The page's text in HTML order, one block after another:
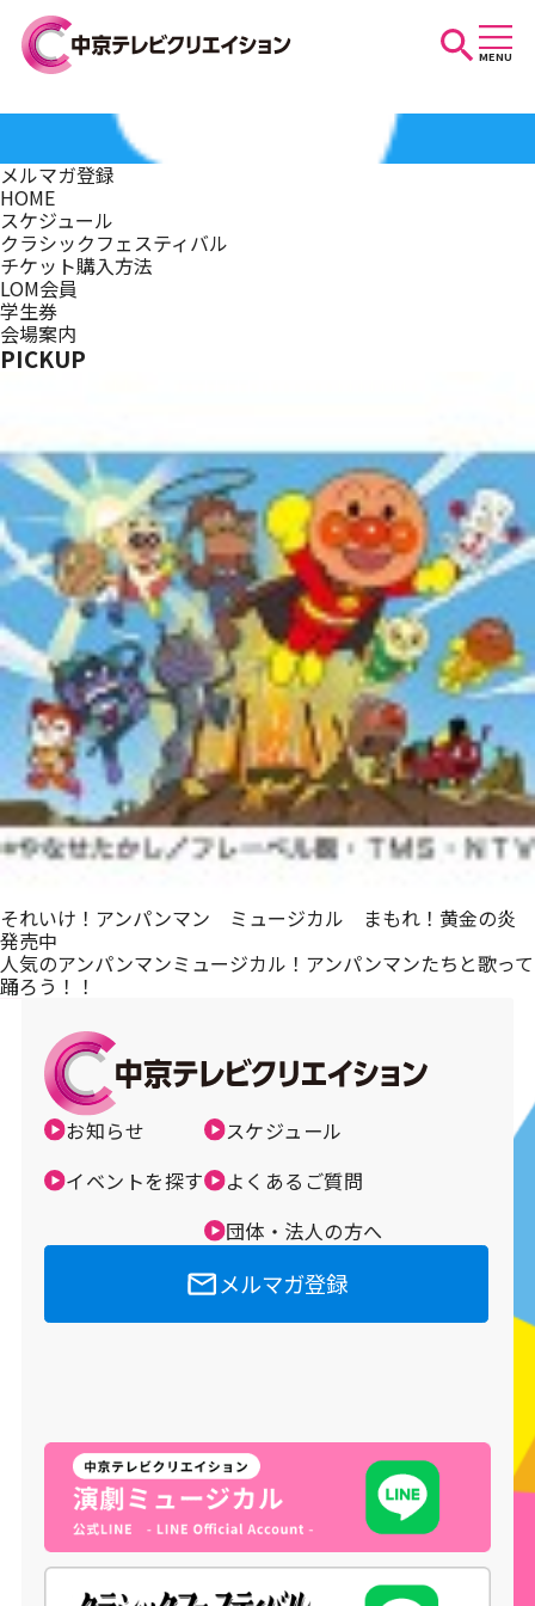
MENU
お知らせ
スケジュール
イベントを探す
団体・法人の方へ
メルマガ登録
メルマガ登録
HOME
スケジュール
クラシックフェスティバル
チケット購入方法
LOM会員
学生券
会場案内
PICKUP
それいけ！アンパンマン ミュージカル まもれ！黄金の炎
発売中
人気のアンパンマンミュージカル！アンパンマンたちと歌って
踊ろう！！
お知らせ
イベントを探す
スケジュール
よくあるご質問
団体・法人の方へ
メルマガ登録